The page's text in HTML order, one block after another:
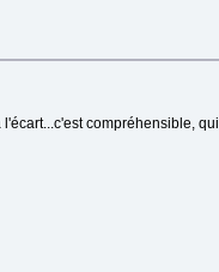
compréhensible, qui